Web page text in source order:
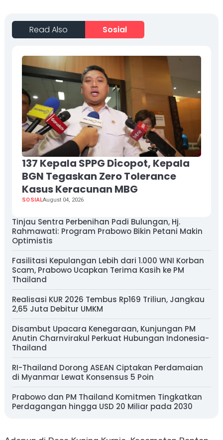
Read Also Sosial
137 Kepala SPPG Dicopot, Kepala
BGN Tegaskan Zero Tolerance
Kasus Keracunan MBG
SOSIALAugust 04, 2026
Tinjau Sentra Perbenihan Padi Bulungan, Hj.
Rahmawati: Program Prabowo Bikin Petani Makin
Optimistis
Fasilitasi Kepulangan Lebih dari 1.000 WNI Korban
Scam, Prabowo Ucapkan Terima Kasih ke PM
Thailand
Realisasi KUR 2026 Tembus Rp169 Triliun, Jangkau
2,65 Juta Debitur UMKM
Disambut Upacara Kenegaraan, Kunjungan PM
Anutin Charnvirakul Perkuat Hubungan Indonesia-
Thailand
RI-Thailand Dorong ASEAN Ciptakan Perdamaian
di Myanmar Lewat Konsensus 5 Poin
Prabowo dan PM Thailand Komitmen Tingkatkan
Perdagangan hingga USD 20 Miliar pada 2030